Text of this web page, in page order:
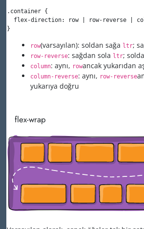
.container {
flex-direction: row | row-reverse |
}
row(varsayılan): soldan sağa ltr;
row-reverse: sağdan sola ltr;
column: aynı, rowancak yukarıdan
column-reverse: aynı, row-reverse
yukarıya doğru
flex-wrap